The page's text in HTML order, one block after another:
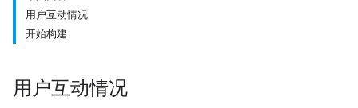
用户互动情况
开始构建
用户互动情况